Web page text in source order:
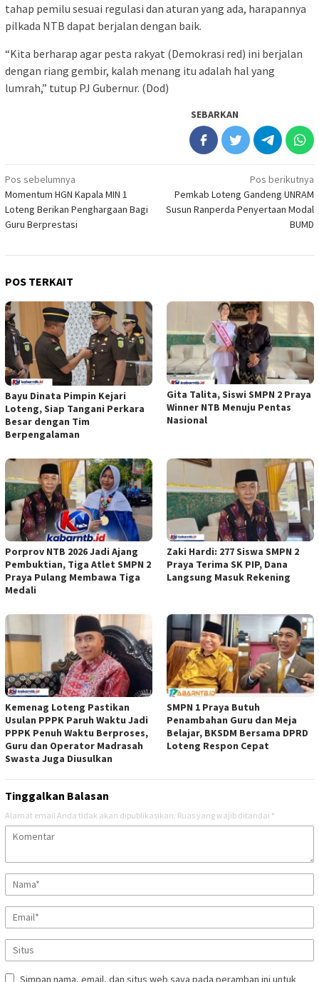
tahap pemilu sesuai regulasi dan aturan yang ada, harapannya
pilkada NTB dapat berjalan dengan baik.
“Kita berharap agar pesta rakyat (Demokrasi red) ini berjalan
dengan riang gembir, kalah menang itu adalah hal yang
lumrah,” tutup PJ Gubernur. (Dod)
SEBARKAN
Navigasi
pos
Pos sebelumnya
Momentum HGN Kapala MIN 1
Loteng Berikan Penghargaan Bagi
Guru Berprestasi
Pos berikutnya
Pemkab Loteng Gandeng UNRAM
Susun Ranperda Penyertaan Modal
BUMD
POS TERKAIT
Bayu Dinata Pimpin Kejari
Loteng, Siap Tangani Perkara
Besar dengan Tim
Berpengalaman
Gita Talita, Siswi SMPN 2 Praya
Winner NTB Menuju Pentas
Nasional
Porprov NTB 2026 Jadi Ajang
Pembuktian, Tiga Atlet SMPN 2
Praya Pulang Membawa Tiga
Medali
Zaki Hardi: 277 Siswa SMPN 2
Praya Terima SK PIP, Dana
Langsung Masuk Rekening
Kemenag Loteng Pastikan
Usulan PPPK Paruh Waktu Jadi
PPPK Penuh Waktu Berproses,
Guru dan Operator Madrasah
Swasta Juga Diusulkan
SMPN 1 Praya Butuh
Penambahan Guru dan Meja
Belajar, BKSDM Bersama DPRD
Loteng Respon Cepat
Tinggalkan Balasan
Alamat email Anda tidak akan dipublikasikan. Ruas yang wajib ditandai *
Simpan nama, email, dan situs web saya pada peramban ini untuk